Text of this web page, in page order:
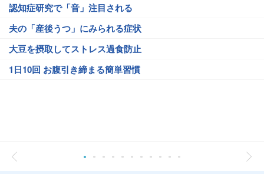
認知症研究で「音」注目される
夫の「産後うつ」にみられる症状
大豆を摂取してストレス過食防止
1日10回 お腹引き締まる簡単習慣